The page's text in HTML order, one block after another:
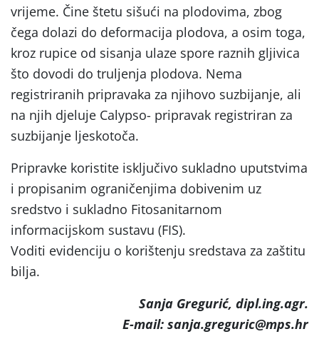
vrijeme. Čine štetu sišući na plodovima, zbog
čega dolazi do deformacija plodova, a osim toga,
kroz rupice od sisanja ulaze spore raznih gljivica
što dovodi do truljenja plodova. Nema
registriranih pripravaka za njihovo suzbijanje, ali
na njih djeluje Calypso- pripravak registriran za
suzbijanje ljeskotoča.
Pripravke koristite isključivo sukladno uputstvima
i propisanim ograničenjima dobivenim uz
sredstvo i sukladno Fitosanitarnom
informacijskom sustavu (FIS).
Voditi evidenciju o korištenju sredstava za zaštitu
bilja.
Sanja Gregurić, dipl.ing.agr.
E-mail: sanja.greguric@mps.hr